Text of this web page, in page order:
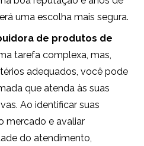
uma escolha mais segura.
de produtos de
tarefa complexa, mas,
adequados, você pode
que atenda às suas
Ao identificar suas
mercado e avaliar
do atendimento,